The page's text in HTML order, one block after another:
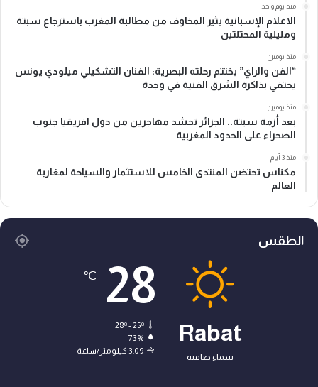
منذ يوم واحد
الاعلام الإسبانية يثير المخاوف من مطالبة المغرب باسترجاع سبتة
ومليلية المحتلتين
منذ يومين
“الفن والراي” يختتم رحلته البصرية: الفنان التشكيلي ميلودي يونس
يحتفي بذاكرة الشرق الفنية في وجدة
منذ يومين
بعد أزمة سبتة.. الجزائر تحشد مهاجرين من دول افريقيا جنوب
الصحراء على الحدود المغربية
منذ 3 أيام
مكناس تحتضن المنتدى الخامس للاستثمار والسياحة لمغاربة
العالم
الطقس
Rabat
سماء صافية
28
℃
28º - 25º
73%
3.09 كيلومتر/ساعة